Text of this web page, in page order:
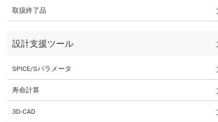
取扱終了品
設計支援ツール
SPICE/Sパラメータ
寿命計算
3D-CAD